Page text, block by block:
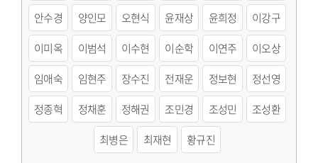
안수경
양인모 오현식 윤재상 윤희정
이강구
이미옥
이범석 이수현 이순학 이연주
이오상
임애숙
임현주 장수진 전재운 정보현
정선영
정종혁
정채훈 정해권 조민경 조성민
조성환
최병은
최재현 황규진